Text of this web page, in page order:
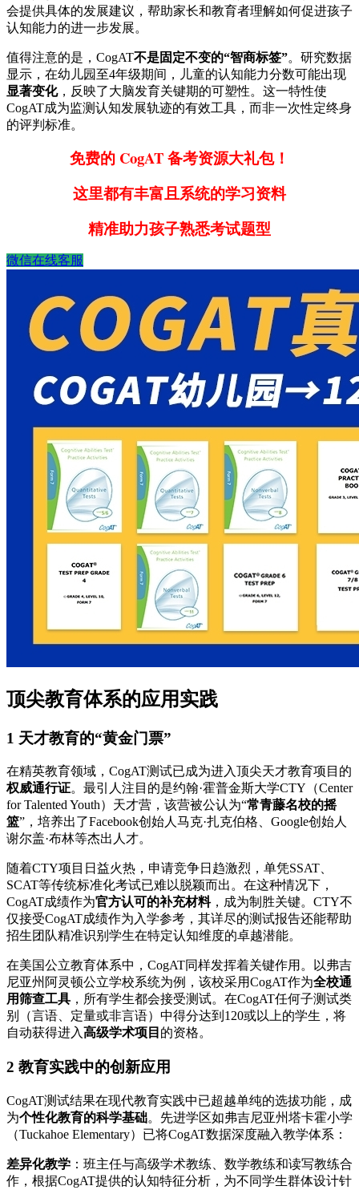
会提供具体的发展建议，帮助家长和教育者理解如何促进孩子
认知能力的进一步发展。
值得注意的是，CogAT不是固定不变的“智商标签”。研究数据
显示，在幼儿园至4年级期间，儿童的认知能力分数可能出现
显著变化，反映了大脑发育关键期的可塑性。这一特性使
CogAT成为监测认知发展轨迹的有效工具，而非一次性定终身
的评判标准。
免费的 CogAT 备考资源大礼包！
这里都有丰富且系统的学习资料
精准助力孩子熟悉考试题型
微信在线客服
顶尖教育体系的应用实践
1 天才教育的“黄金门票”
在精英教育领域，CogAT测试已成为进入顶尖天才教育项目的
权威通行证。最引人注目的是约翰·霍普金斯大学CTY（Center
for Talented Youth）天才营，该营被公认为“常青藤名校的摇
篮”，培养出了Facebook创始人马克·扎克伯格、Google创始人
谢尔盖·布林等杰出人才。
随着CTY项目日益火热，申请竞争日趋激烈，单凭SSAT、
SCAT等传统标准化考试已难以脱颖而出。在这种情况下，
CogAT成绩作为官方认可的补充材料，成为制胜关键。CTY不
仅接受CogAT成绩作为入学参考，其详尽的测试报告还能帮助
招生团队精准识别学生在特定认知维度的卓越潜能。
在美国公立教育体系中，CogAT同样发挥着关键作用。以弗吉
尼亚州阿灵顿公立学校系统为例，该校采用CogAT作为全校通
用筛查工具 ，所有学生都会接受测试。在CogAT任何子测试类
别（言语、定量或非言语）中得分达到120或以上的学生，将
自动获得进入高级学术项目 的资格。
2 教育实践中的创新应用
CogAT测试结果在现代教育实践中已超越单纯的选拔功能，成
为个性化教育的科学基础。先进学区如弗吉尼亚州塔卡霍小学
（Tuckahoe Elementary）已将CogAT数据深度融入教学体系：
差异化教学 ：班主任与高级学术教练、数学教练和读写教练合
作，根据CogAT提供的认知特征分析，为不同学生群体设计针